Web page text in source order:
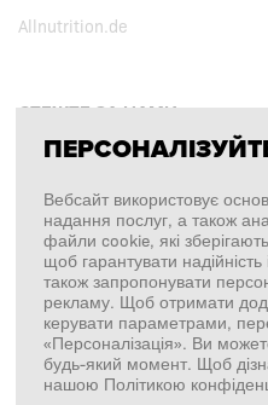
Allnutrition.de
СТЕЖТЕ ЗА НАМИ
Facebook
Instagram
Copyright ©
ПЛАТЕЖІ ОБРОБЛЯЄ
Вебсайт використовує
надання послуг, а також
файли cookie, які
щоб гарантувати
також запропонувати
рекламу. Щоб отримати
керувати параметрами,
«Персоналізація». Ви
будь-який момент. Щоб
нашою Політикою